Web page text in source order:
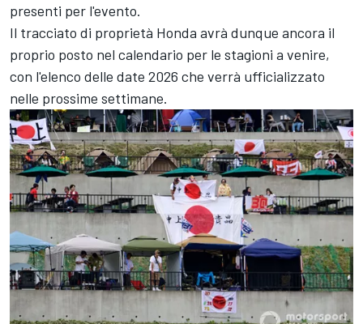
presenti per l'evento.
Il tracciato di proprietà Honda avrà dunque ancora il
proprio posto nel calendario per le stagioni a venire,
con l'elenco delle date 2026 che verrà ufficializzato
nelle prossime settimane.